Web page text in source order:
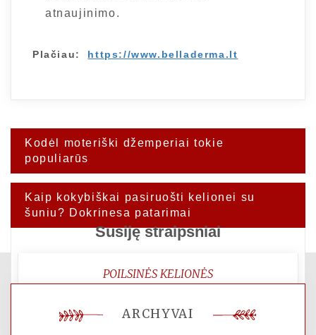
atnaujinimo.
Plačiau: https://www.belladerma.lt
Navigacija
tarp
įrašų
Kodėl moteriški džemperiai tokie
populiarūs
Kaip kokybiškai pasiruošti kelionei su
šuniu? Dokrinesa patarimai
Susiję straipsniai
POILSINĖS KELIONĖS
šaltinis
ARCHYVAI